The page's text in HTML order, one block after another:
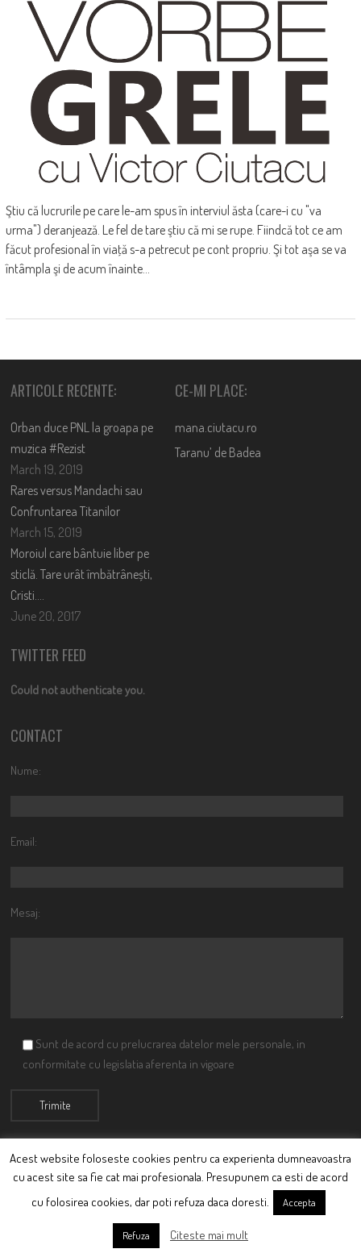
Ştiu că lucrurile pe care le-am spus în interviul ăsta (care-i cu "va
urma") deranjează. Le fel de tare ştiu că mi se rupe. Fiindcă tot ce am
făcut profesional în viaţă s-a petrecut pe cont propriu. Şi tot aşa se va
întâmpla şi de acum înainte...
ARTICOLE RECENTE:
Orban duce PNL la groapa pe
muzica #Rezist
March 19, 2019
Rares versus Mandachi sau
Confruntarea Titanilor
March 15, 2019
Moroiul care bântuie liber pe
sticlă. Tare urât îmbătrânești,
Cristi….
June 20, 2017
CE-MI PLACE:
mana.ciutacu.ro
Taranu’ de Badea
TWITTER FEED
Could not authenticate you.
CONTACT
Nume:
Email:
Mesaj:
Sunt de acord cu prelucrarea datelor mele personale, in
conformitate cu legislatia aferenta in vigoare
© Ciutacu 2015 Parte a Imperiului Ciutacesc.
Acest website foloseste cookies pentru ca experienta dumneavoastra
cu acest site sa fie cat mai profesionala. Presupunem ca esti de acord
cu folosirea cookies, dar poti refuza daca doresti.
Accepta
Refuza Citeste mai mult